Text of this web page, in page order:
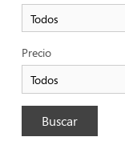
Precio
Buscar